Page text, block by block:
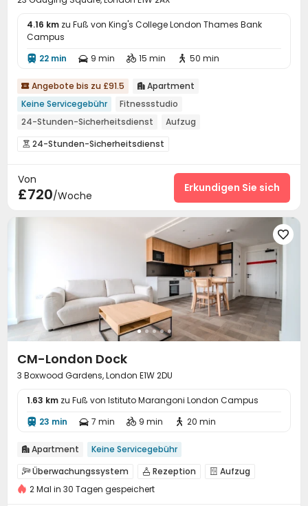
4.16 km zu Fuß von King's College London Thames Bank
Campus
 22 min  9 min  15 min  50 min
 Angebote bis zu £91.5  Apartment
Keine Servicegebühr
Fitnessstudio
24-Stunden-Sicherheitsdienst
Aufzug
 24-Stunden-Sicherheitsdienst
Fitnessstudio
Von
£720/Woche
Erkundigen Sie sich

CM-London Dock
3 Boxwood Gardens, London E1W 2DU
1.63 km zu Fuß von Istituto Marangoni London Campus
 23 min  7 min  9 min  20 min
 Apartment Keine Servicegebühr
Überwachungssystem  Rezeption  Aufzug
 Halle  Fitnessstudio
2 Mal in 30 Tagen gespeichert